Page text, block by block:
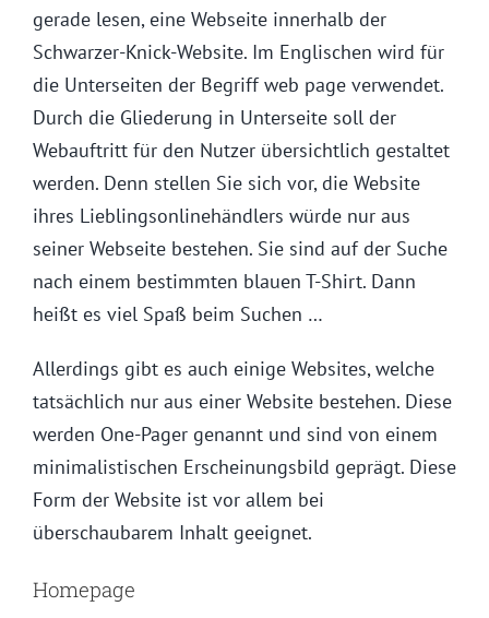
gerade lesen, eine Webseite innerhalb der
Schwarzer-Knick-Website. Im Englischen wird für
die Unterseiten der Begriff web page verwendet.
Durch die Gliederung in Unterseite soll der
Webauftritt für den Nutzer übersichtlich gestaltet
werden. Denn stellen Sie sich vor, die Website
ihres Lieblingsonlinehändlers würde nur aus
seiner Webseite bestehen. Sie sind auf der Suche
nach einem bestimmten blauen T-Shirt. Dann
heißt es viel Spaß beim Suchen …
Allerdings gibt es auch einige Websites, welche
tatsächlich nur aus einer Website bestehen. Diese
werden One-Pager genannt und sind von einem
minimalistischen Erscheinungsbild geprägt. Diese
Form der Website ist vor allem bei
überschaubarem Inhalt geeignet.
Homepage